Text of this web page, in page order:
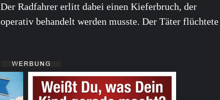
Der Radfahrer erlitt dabei einen Kieferbruch, der
operativ behandelt werden musste. Der Täter flüchtete